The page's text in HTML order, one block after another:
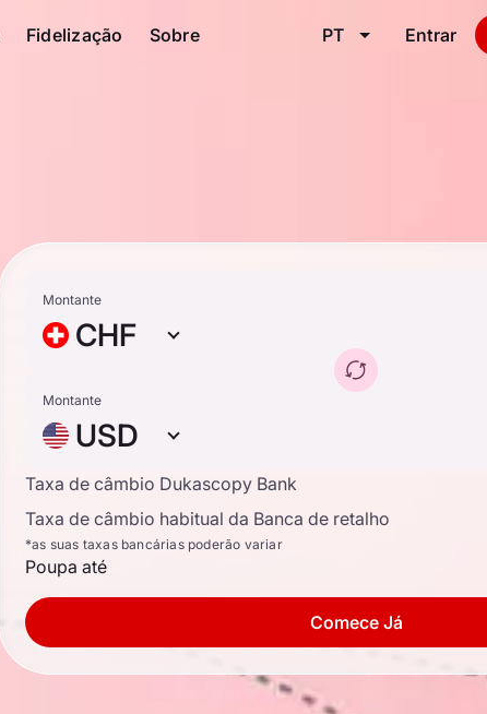
Fidelização Sobre PT Entrar
Montante
CHF
Montante
USD
Taxa de câmbio Dukascopy Bank
Taxa de câmbio habitual da Banca de retalho
*as suas taxas bancárias poderão variar
Poupa até
Comece Já